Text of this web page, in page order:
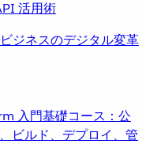
活用術
ジネスのデジタル変革
入門基礎コース：公
ビルド、デプロイ、管